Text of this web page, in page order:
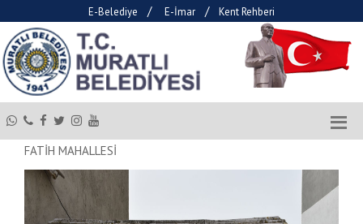
E-Belediye / E-İmar / Kent Rehberi
FATİH MAHALLESİ